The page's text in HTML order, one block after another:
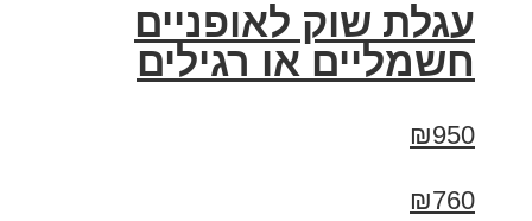
עגלת שוק לאופניים
חשמליים או רגילים
₪950
₪760